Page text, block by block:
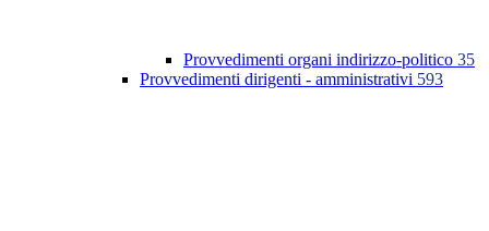
Provvedimenti organi indirizzo-politico 35
Provvedimenti dirigenti - amministrativi 593